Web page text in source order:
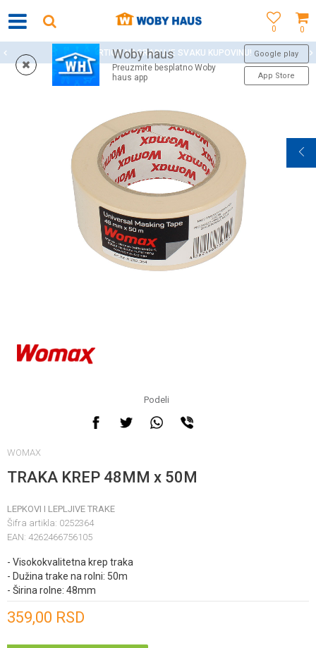
0
0
Woby haus
Preuzmite besplatno Woby
haus app
Google play
App Store
WOBY KARTICA NAGRAĐUJE SVAKU KUPOVINU!
Podeli
WOMAX
TRAKA KREP 48MM x 50M
LEPKOVI I LEPLJIVE TRAKE
Šifra artikla: 0252364
EAN: 4262466756105
- Visokokvalitetna krep traka
- Dužina trake na rolni: 50m
- Širina rolne: 48mm
359,00 RSD